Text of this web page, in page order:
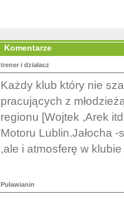
Komentarze
trener i działacz
Każdy klub który nie
pracujących z
regionu [Wojtek ,Arek
Motoru Lublin.Jałocha
,ale i atmosferę w klubie
Puławianin